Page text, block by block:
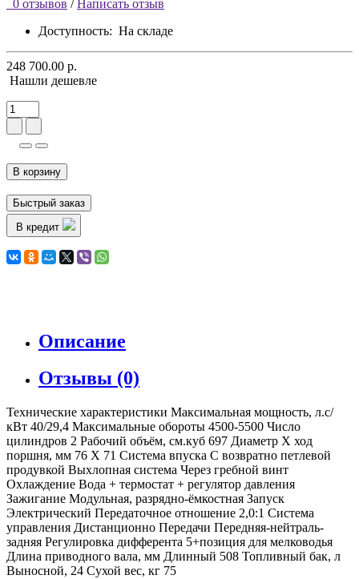
0 отзывов / Написать отзыв
Доступность: На складе
248 700.00 р.
Нашли дешевле
В корзину
Быстрый заказ
В кредит
Описание
Отзывы (0)
Технические характеристики Максимальная мощность, л.с/
кВт 40/29,4 Максимальные обороты 4500-5500 Число
цилиндров 2 Рабочий объём, см.куб 697 Диаметр Х ход
поршня, мм 76 Х 71 Система впуска С возвратно петлевой
продувкой Выхлопная система Через гребной винт
Охлаждение Вода + термостат + регулятор давления
Зажигание Модульная, разрядно-ёмкостная Запуск
Электрический Передаточное отношение 2,0:1 Система
управления Дистанционно Передачи Передняя-нейтраль-
задняя Регулировка дифферента 5+позиция для мелководья
Длина приводного вала, мм Длинный 508 Топливный бак, л
Выносной, 24 Сухой вес, кг 75